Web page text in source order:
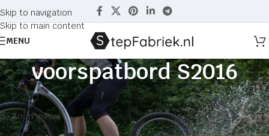
Skip to navigation
Skip to main content
MENU
voorspatbord S2016
Home Producten getagged “voorspatbord S2016” Enig resultaat
Toon menu